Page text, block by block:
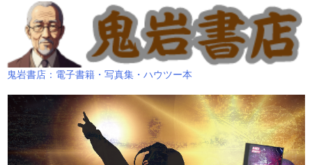
鬼岩書店：電子書籍・写真集・ハウツー本